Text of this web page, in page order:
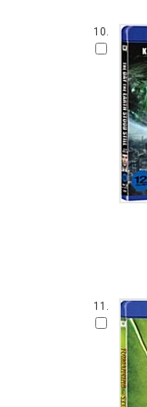
10.
11.